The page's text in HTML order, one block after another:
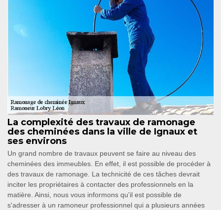
La complexité des travaux de ramonage
des cheminées dans la ville de Ignaux et
ses environs
Un grand nombre de travaux peuvent se faire au niveau des
cheminées des immeubles. En effet, il est possible de procéder à
des travaux de ramonage. La technicité de ces tâches devrait
inciter les propriétaires à contacter des professionnels en la
matière. Ainsi, nous vous informons qu'il est possible de
s'adresser à un ramoneur professionnel qui a plusieurs années